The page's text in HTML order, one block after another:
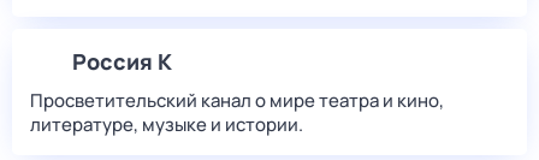
Россия К
Просветительский канал о мире театра и кино,
литературе, музыке и истории.